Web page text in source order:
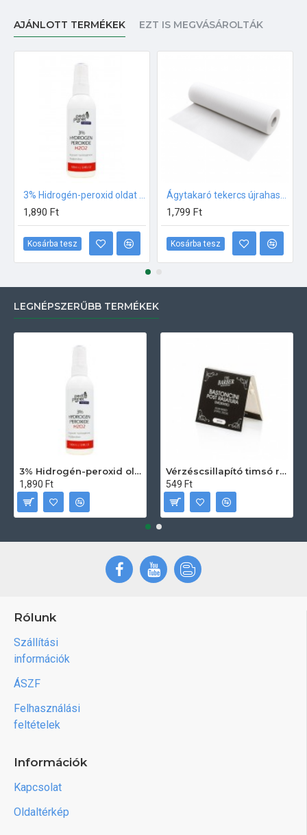
AJÁNLOTT TERMÉKEK EZT IS MEGVÁSÁROLTÁK
1,890 Ft
Kosárba tesz
1,799 Ft
Kosárba tesz
LEGNÉPSZERŰBB TERMÉKEK
3% Hidrogén-peroxid oldat (sebfertőtlenítő) 100ml
1,890 Ft
Vérzéscsillapító timsó rúd 20db
549 Ft
Rólunk
Szállítási
információk
ÁSZF
Felhasználási
feltételek
Információk
Kapcsolat
Oldaltérkép